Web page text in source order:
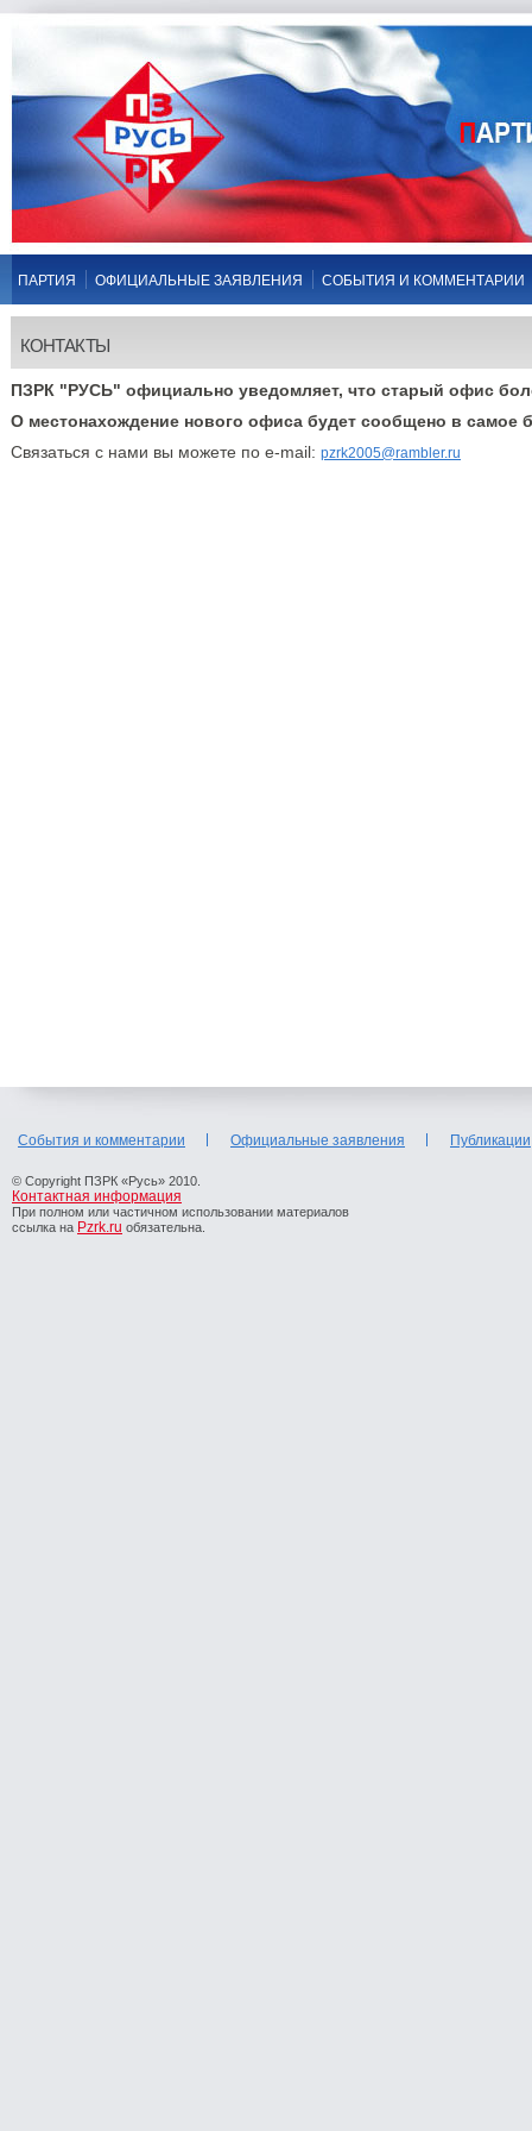
ПАРТИЯ ОФИЦИАЛЬНЫЕ ЗАЯВЛЕНИЯ СОБЫТИЯ И КОММЕНТАРИИ
КОНТАКТЫ
ПЗРК "РУСЬ" официально уведомляет, что старый офис
О местонахождение нового офиса будет сообщено в самое
Связаться с нами вы можете по e-mail: pzrk2005@rambler.ru
События и комментарии Официальные заявления Публикации
© Copyright ПЗРК «Русь» 2010.
Контактная информация
При полном или частичном использовании материалов
ссылка на Pzrk.ru обязательна.